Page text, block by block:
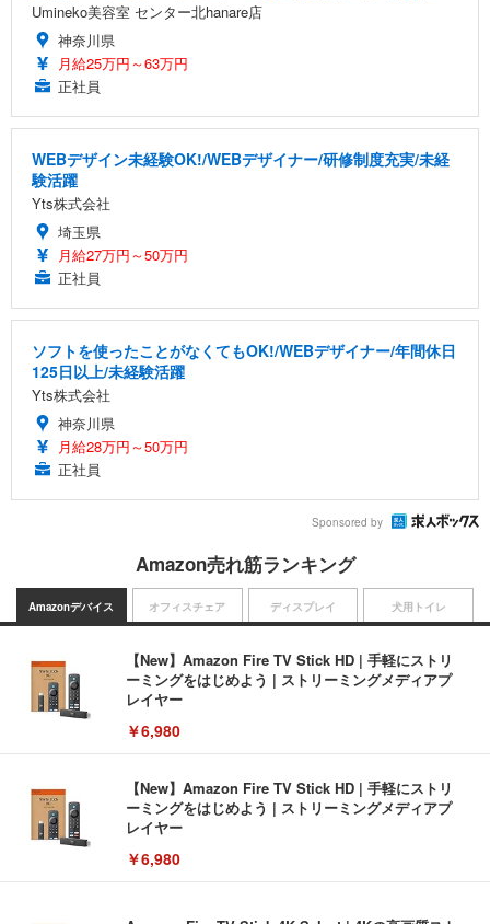
Umineko美容室 センター北hanare店
神奈川県
月給25万円～63万円
正社員
WEBデザイン未経験OK!/WEBデザイナー/研修制度充実/未経
験活躍
Yts株式会社
埼玉県
月給27万円～50万円
正社員
ソフトを使ったことがなくてもOK!/WEBデザイナー/年間休日
125日以上/未経験活躍
Yts株式会社
神奈川県
月給28万円～50万円
正社員
Sponsored by
Amazon売れ筋ランキング
Amazonデバイス
【New】Amazon Fire TV Stick HD | 手軽にストリ
ーミングをはじめよう | ストリーミングメディアプ
レイヤー
￥6,980
【New】Amazon Fire TV Stick HD | 手軽にストリ
ーミングをはじめよう | ストリーミングメディアプ
レイヤー
￥6,980
オフィスチェア ディスプレイ 犬用トイレ